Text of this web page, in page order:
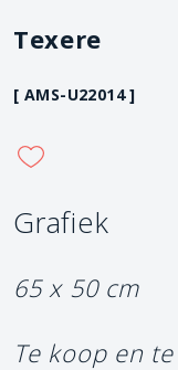
Texere
[ AMS-U22014 ]
Grafiek
65 x 50 cm
Te koop en